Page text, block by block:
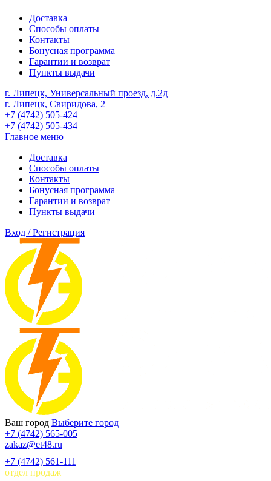
Доставка
Способы оплаты
Контакты
Бонусная программа
Гарантии и возврат
Пункты выдачи
г. Липецк, Универсальный проезд, д.2д
г. Липецк, Свиридова, 2
+7 (4742) 505-424
+7 (4742) 505-434
Главное меню
Доставка
Способы оплаты
Контакты
Бонусная программа
Гарантии и возврат
Пункты выдачи
Вход / Регистрация
Ваш город Выберите город
+7 (4742) 565-005
zakaz@et48.ru
+7 (4742) 561-111
отдел продаж